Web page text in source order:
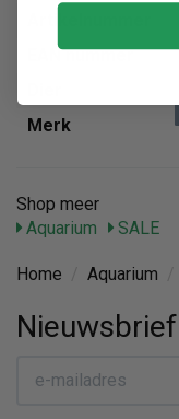
EAN nummer
Merk
Shop meer
Aquarium
SALE
Home Aquarium
Nieuwsbrief